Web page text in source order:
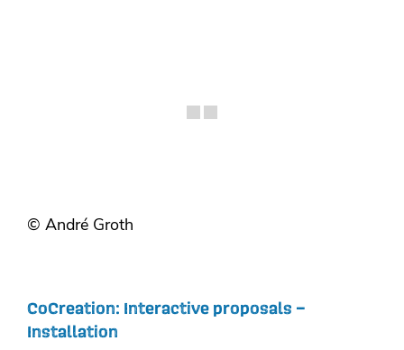
© André Groth
CoCreation: Interactive proposals –
Installation